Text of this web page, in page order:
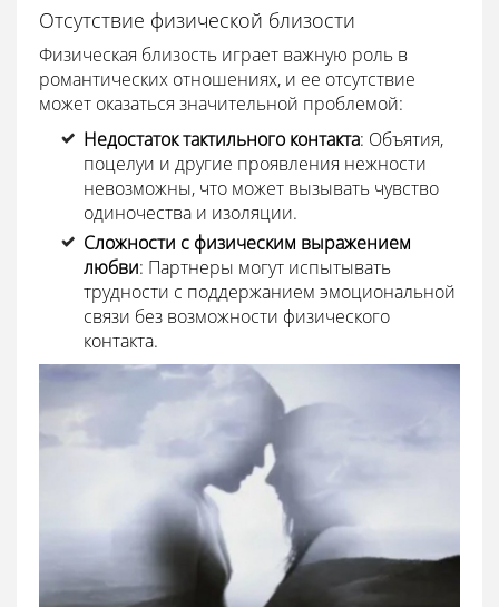
Отсутствие физической близости
Физическая близость играет важную роль в
романтических отношениях, и ее отсутствие
может оказаться значительной проблемой:
Недостаток тактильного контакта: Объятия,
поцелуи и другие проявления нежности
невозможны, что может вызывать чувство
одиночества и изоляции.
Сложности с физическим выражением
любви: Партнеры могут испытывать
трудности с поддержанием эмоциональной
связи без возможности физического
контакта.